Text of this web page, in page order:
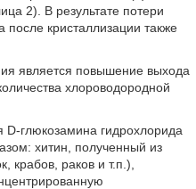
2). В результате потери
после кристаллизации также
является повышение выхода
хлороводородной
глюкозамина гидрохлорида
хитин, полученный из
крабов, раков и т.п.),